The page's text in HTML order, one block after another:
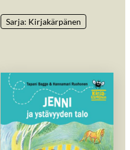
Sarja: Kirjakärpänen